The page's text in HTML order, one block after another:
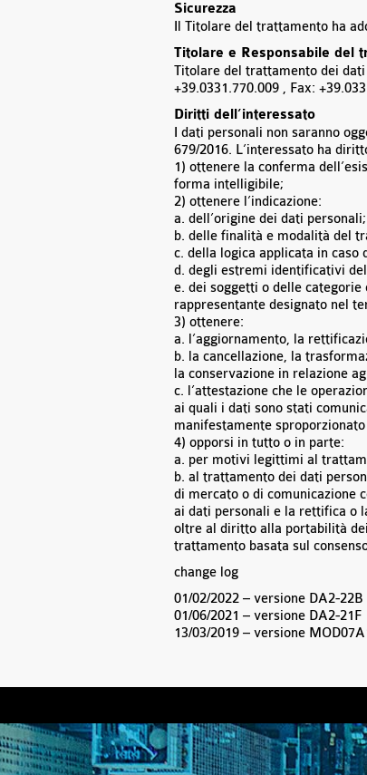
Sicurezza
Il Titolare del trattamento ha
Titolare e Responsabile del
Titolare del trattamento dei dati
+39.0331.770.009 , Fax:
Diritti dell’interessato
I dati personali non saranno
679/2016. L’interessato ha
1) ottenere la conferma
forma intelligibile;
2) ottenere l’indicazione:
a. dell’origine dei dati personali;
b. delle finalità e modalità del
c. della logica applicata in
d. degli estremi identificativi
e. dei soggetti o delle categorie
rappresentante designato nel
3) ottenere:
a. l’aggiornamento, la
b. la cancellazione, la
la conservazione in relazione
c. l’attestazione che le
ai quali i dati sono stati
manifestamente
4) opporsi in tutto o in parte:
a. per motivi legittimi al
b. al trattamento dei dati
di mercato o di comunicazione
ai dati personali e la rettifica o
oltre al diritto alla portabilità
trattamento basata sul
change log
01/02/2022 – versione DA2-22B
01/06/2021 – versione DA2-21F
13/03/2019 – versione